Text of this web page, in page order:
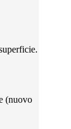
(nuovo